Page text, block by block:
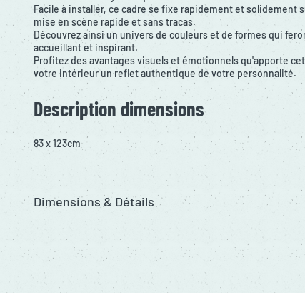
Facile à installer, ce cadre se fixe rapidement et solidement
mise en scène rapide et sans tracas.
Découvrez ainsi un univers de couleurs et de formes qui
accueillant et inspirant.
Profitez des avantages visuels et émotionnels qu'apporte
votre intérieur un reflet authentique de votre personnalité.
Description dimensions
83 x 123cm
Dimensions & Détails